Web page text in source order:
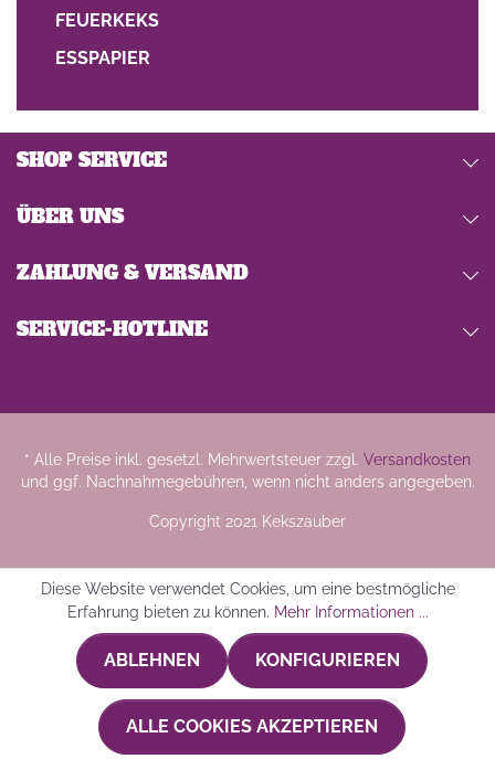
FEUERKEKS
ESSPAPIER
SERVICE-HOTLINE
SHOP SERVICE
ÜBER UNS
ZAHLUNG & VERSAND
* Alle Preise inkl. gesetzl. Mehrwertsteuer zzgl. Versandkosten
und ggf. Nachnahmegebühren, wenn nicht anders angegeben.
Copyright 2021 Kekszauber
Diese Website verwendet Cookies, um eine bestmögliche
Erfahrung bieten zu können. Mehr Informationen ...
ABLEHNEN KONFIGURIEREN
ALLE COOKIES AKZEPTIEREN